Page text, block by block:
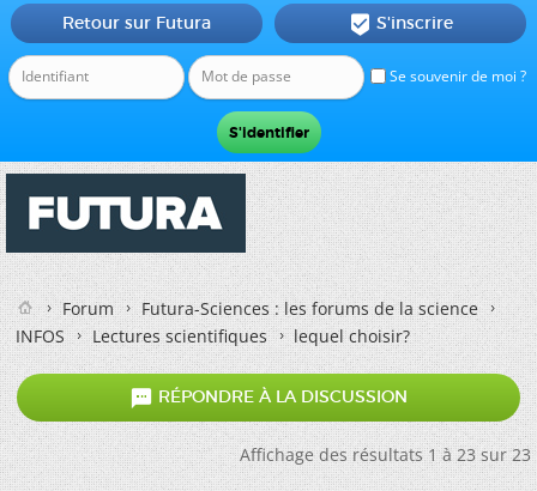
Se souvenir de moi ?
Retour sur Futura  S'inscrire
Forum
Futura-Sciences : les forums de la science
INFOS
Lectures scientifiques lequel choisir?
 RÉPONDRE À LA DISCUSSION
Affichage des résultats 1 à 23 sur 23